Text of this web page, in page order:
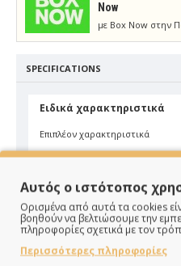
Now
με Box Now στην
SPECIFICATIONS
Ειδικά χαρακτηριστικά
Επιπλέον χαρακτηριστικά
Υλικό
Χρώμα
Αυτός ο ιστότοπος
Ορισμένα από αυτά τα cookies
βοηθούν να βελτιώσουμε την
πληροφορίες σχετικά με τον
Περισσότερες πληροφορίες